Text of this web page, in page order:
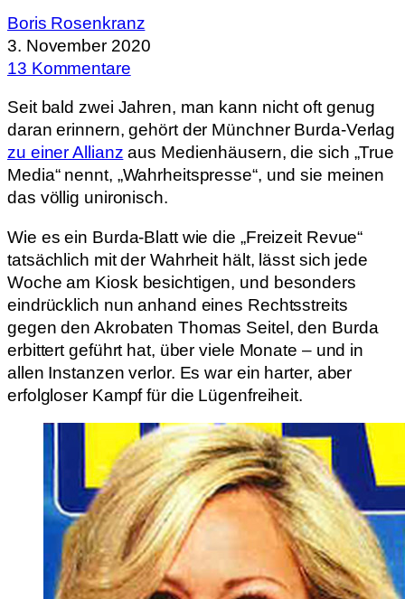
Boris Rosenkranz
3. November 2020
13 Kommentare
Seit bald zwei Jahren, man kann nicht oft genug
daran erinnern, gehört der Münchner Burda-Verlag
zu einer Allianz aus Medienhäusern, die sich „True
Media“ nennt, „Wahrheitspresse“, und sie meinen
das völlig unironisch.
Wie es ein Burda-Blatt wie die „Freizeit Revue“
tatsächlich mit der Wahrheit hält, lässt sich jede
Woche am Kiosk besichtigen, und besonders
eindrücklich nun anhand eines Rechtsstreits
gegen den Akrobaten Thomas Seitel, den Burda
erbittert geführt hat, über viele Monate – und in
allen Instanzen verlor. Es war ein harter, aber
erfolgloser Kampf für die Lügenfreiheit.